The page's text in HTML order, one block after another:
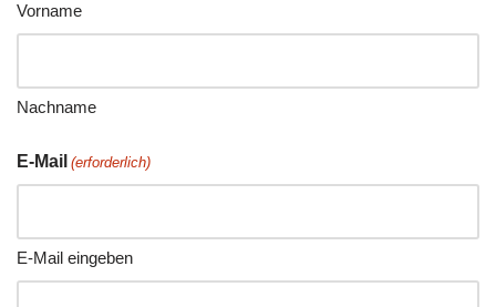
Vorname
Nachname
E-Mail (erforderlich)
E-Mail eingeben